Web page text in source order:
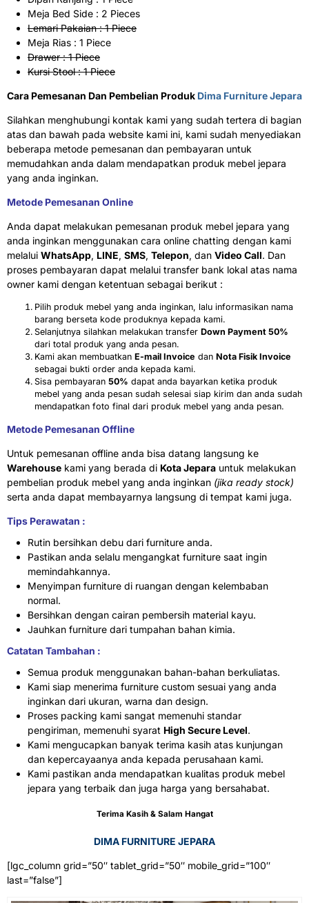
Meja Bed Side : 2 Pieces
Lemari Pakaian : 1 Piece
Meja Rias : 1 Piece
Drawer : 1 Piece
Kursi Stool : 1 Piece
Cara Pemesanan Dan Pembelian Produk Dima Furniture Jepara
Silahkan menghubungi kontak kami yang sudah tertera di bagian
atas dan bawah pada website kami ini, kami sudah menyediakan
beberapa metode pemesanan dan pembayaran untuk
memudahkan anda dalam mendapatkan produk mebel jepara
yang anda inginkan.
Metode Pemesanan Online
Anda dapat melakukan pemesanan produk mebel jepara yang
anda inginkan menggunakan cara online chatting dengan kami
melalui WhatsApp, LINE, SMS, Telepon, dan Video Call. Dan
proses pembayaran dapat melalui transfer bank lokal atas nama
owner kami dengan ketentuan sebagai berikut :
Pilih produk mebel yang anda inginkan, lalu informasikan nama
barang berseta kode produknya kepada kami.
Selanjutnya silahkan melakukan transfer Down Payment 50%
dari total produk yang anda pesan.
Kami akan membuatkan E-mail Invoice dan Nota Fisik Invoice
sebagai bukti order anda kepada kami.
Sisa pembayaran 50% dapat anda bayarkan ketika produk
mebel yang anda pesan sudah selesai siap kirim dan anda sudah
mendapatkan foto final dari produk mebel yang anda pesan.
Metode Pemesanan Offline
Untuk pemesanan offline anda bisa datang langsung ke
Warehouse kami yang berada di Kota Jepara untuk melakukan
pembelian produk mebel yang anda inginkan (jika ready stock)
serta anda dapat membayarnya langsung di tempat kami juga.
Tips Perawatan :
Rutin bersihkan debu dari furniture anda.
Pastikan anda selalu mengangkat furniture saat ingin
memindahkannya.
Menyimpan furniture di ruangan dengan kelembaban
normal.
Bersihkan dengan cairan pembersih material kayu.
Jauhkan furniture dari tumpahan bahan kimia.
Catatan Tambahan :
Semua produk menggunakan bahan-bahan berkuliatas.
Kami siap menerima furniture custom sesuai yang anda
inginkan dari ukuran, warna dan design.
Proses packing kami sangat memenuhi standar
pengiriman, memenuhi syarat High Secure Level.
Kami mengucapkan banyak terima kasih atas kunjungan
dan kepercayaanya anda kepada perusahaan kami.
Kami pastikan anda mendapatkan kualitas produk mebel
jepara yang terbaik dan juga harga yang bersahabat.
Terima Kasih & Salam Hangat
DIMA FURNITURE JEPARA
[lgc_column grid=”50″ tablet_grid=”50″ mobile_grid=”100″
last=”false”]